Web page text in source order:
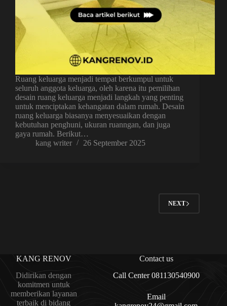
Ruang keluarga menjadi tempat berkumpul untuk
seluruh anggota keluarga, oleh karena itu pemilihan
desain ruang keluarga menjadi langkah yang penting
untuk menciptakan kehangatan dalam rumah. Desain
ruang keluarga biasanya menyesuaikan dengan
kebutuhan penghuni, ukuran ruanngan, dan juga
gaya rumah. Berikut…
kang writer
26 September 2025
NEXT
KANG RENOV
Didirikan dengan
komitmen untuk
memberikan layanan
terbaik di bidang
Contact us
Call Center 081130540900
Email